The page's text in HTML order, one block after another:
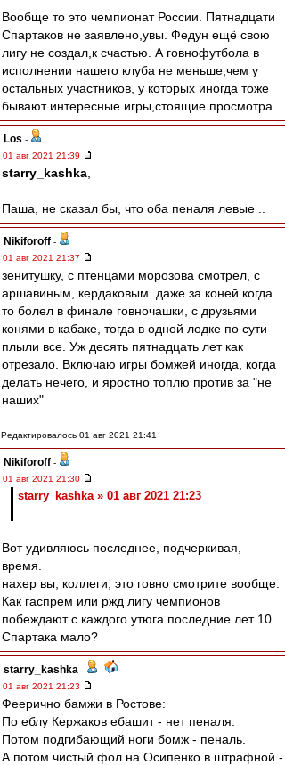
Вообще то это чемпионат России. Пятнадцати
Спартаков не заявлено,увы. Федун ещё свою
лигу не создал,к счастью. А говнофутбола в
исполнении нашего клуба не меньше,чем у
остальных участников, у которых иногда тоже
бывают интересные игры,стоящие просмотра.
Los -
01 авг 2021 21:39
starry_kashka
Паша, не сказал бы, что оба пеналя левые ..
Nikiforoff -
01 авг 2021 21:37
зенитушку, с птенцами морозова смотрел, с
аршавиным, кердаковым. даже за коней когда
то болел в финале говночашки, с друзьями
конями в кабаке, тогда в одной лодке по сути
плыли все. Уж десять пятнадцать лет как
отрезало. Включаю игры бомжей иногда, когда
делать нечего, и яростно топлю против за "не
наших"
Редактировалось 01 авг 2021 21:41
Nikiforoff -
01 авг 2021 21:30
starry_kashka » 01 авг 2021 21:23
Вот удивляюсь последнее, подчеркивая,
время.
нахер вы, коллеги, это говно смотрите вообще.
Как гаспрем или ржд лигу чемпионов
побеждают с каждого утюга последние лет 10.
Спартака мало?
starry_kashka -
01 авг 2021 21:23
Феерично бамжи в Ростове:
По еблу Кержаков ебашит - нет пеналя.
Потом подгибающий ноги бомж - пеналь.
А потом чистый фол на Осипенко в штрафной -